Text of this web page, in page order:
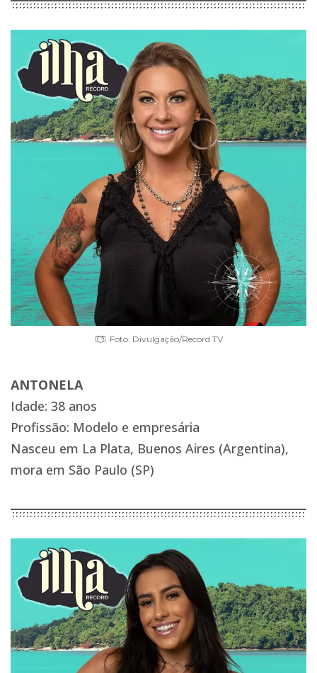
Foto: Divulgação/Record TV
ANTONELA
Idade: 38 anos
Profissão: Modelo e empresária
Nasceu em La Plata, Buenos Aires (Argentina),
mora em São Paulo (SP)